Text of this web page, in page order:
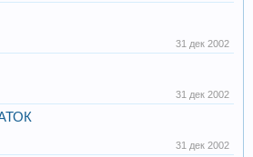
31 дек 2002
31 дек 2002
31 дек 2002